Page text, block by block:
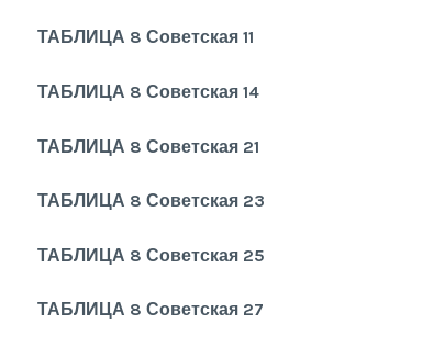
ТАБЛИЦА 8 Советская 11
ТАБЛИЦА 8 Советская 14
ТАБЛИЦА 8 Советская 21
ТАБЛИЦА 8 Советская 23
ТАБЛИЦА 8 Советская 25
ТАБЛИЦА 8 Советская 27